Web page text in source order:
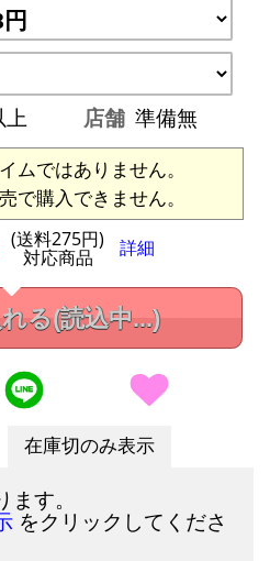
上 店舗 準備無
ムではありません。
で購入できません。
(送料275円)
対応商品 詳細
る(読込中...)
在庫切のみ表示
す。
をクリックしてくださ